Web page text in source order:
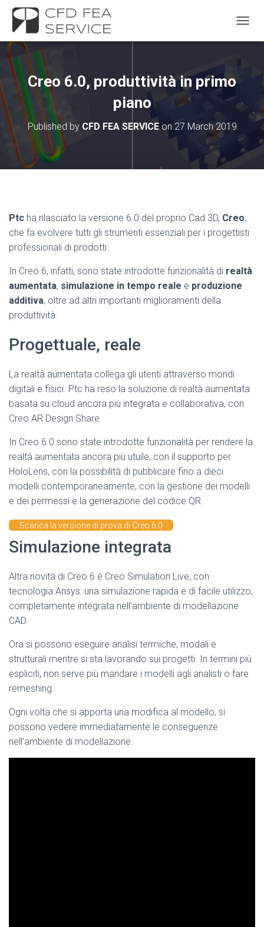
Creo 6.0, produttività in primo
piano
Published by CFD FEA SERVICEon 27 March 2019
Ptc ha rilasciato la versione 6.0 del proprio Cad 3D, Creo,
che fa evolvere tutti gli strumenti essenziali per i progettisti
professionali di prodotti.
In Creo 6, infatti, sono state introdotte funzionalità di realtà
aumentata, simulazione in tempo reale e produzione
additiva, oltre ad altri importanti miglioramenti della
produttività.
Progettuale, reale
La realtà aumentata collega gli utenti attraverso mondi
digitali e fisici. Ptc ha reso la soluzione di realtà aumentata
basata su cloud ancora più integrata e collaborativa, con
Creo AR Design Share.
In Creo 6.0 sono state introdotte funzionalità per rendere la
realtà aumentata ancora più utuile, con il supporto per
HoloLens, con la possibilità di pubblicare fino a dieci
modelli contemporaneamente, con la gestione dei modelli
e dei permessi e la generazione del codice QR.
Scarica la versione di prova di Creo 6.0
Simulazione integrata
Altra novità di Creo 6 è Creo Simulation Live, con
tecnologia Ansys: una simulazione rapida e di facile utilizzo,
completamente integrata nell’ambiente di modellazione
CAD.
Ora si possono eseguire analisi termiche, modali e
strutturali mentre si sta lavorando sui progetti. In termini più
espliciti, non serve più mandare i modelli agli analisti o fare
remeshing.
Ogni volta che si apporta una modifica al modello, si
possono vedere immediatamente le conseguenze
nell’ambiente di modellazione.